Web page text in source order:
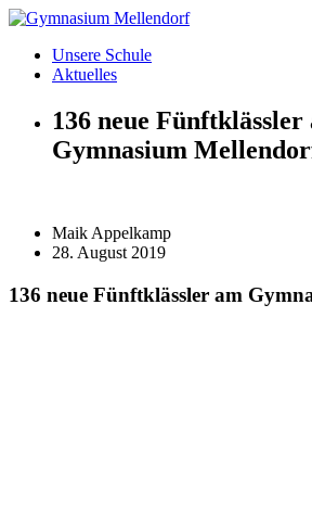
Zum
wechselnUnsere Schule
Aktuelles
136 neue Fünftklässler
Gymnasium
Maik Appelkamp
28. August 2019
136 neue Fünftklässler am